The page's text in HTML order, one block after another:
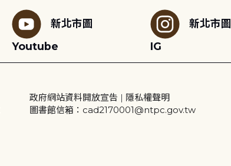
新北市圖
Youtube
新北市圖
IG
政府網站資料開放宣告 | 隱私權聲明
圖書館信箱：cad2170001@ntpc.gov.tw